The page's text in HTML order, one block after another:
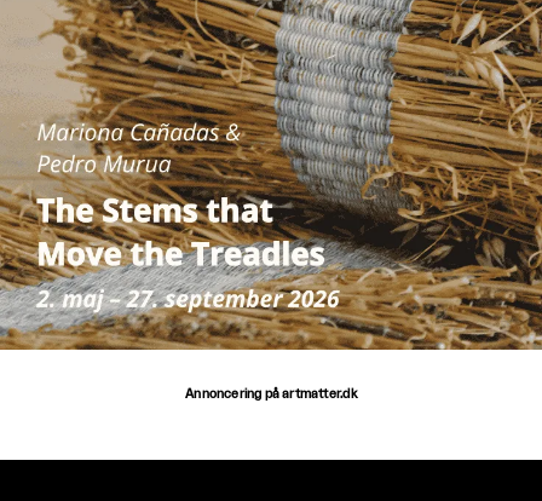
Annoncering på artmatter.dk